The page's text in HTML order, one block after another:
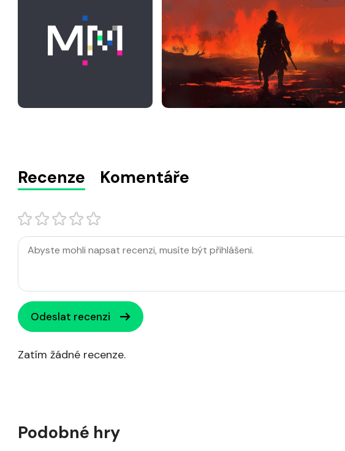
Recenze Komentáře
Odeslat recenzi
Zatím žádné recenze.
Podobné hry